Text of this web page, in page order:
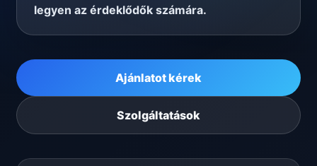
legyen az érdeklődők számára.
Ajánlatot kérek
Szolgáltatások